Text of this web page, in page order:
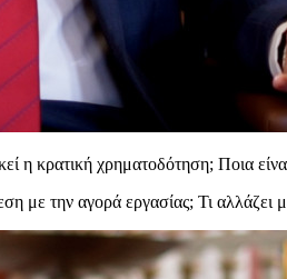
η κρατική χρηματοδότηση; Ποια
με την αγορά εργασίας; Τι